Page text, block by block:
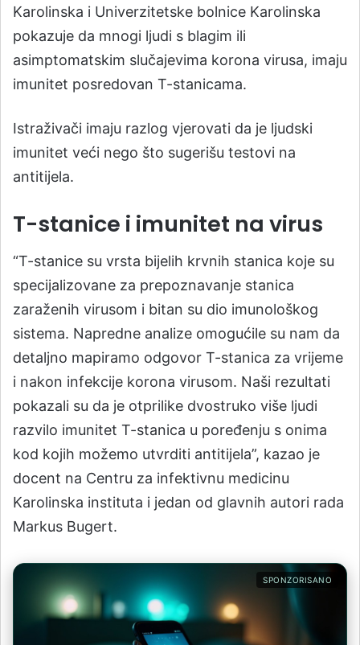
Karolinska i Univerzitetske bolnice Karolinska
pokazuje da mnogi ljudi s blagim ili
asimptomatskim slučajevima korona virusa, imaju
imunitet posredovan T-stanicama.
Istraživači imaju razlog vjerovati da je ljudski
imunitet veći nego što sugerišu testovi na
antitijela.
T-stanice i imunitet na virus
“T-stanice su vrsta bijelih krvnih stanica koje su
specijalizovane za prepoznavanje stanica
zaraženih virusom i bitan su dio imunološkog
sistema. Napredne analize omogućile su nam da
detaljno mapiramo odgovor T-stanica za vrijeme
i nakon infekcije korona virusom. Naši rezultati
pokazali su da je otprilike dvostruko više ljudi
razvilo imunitet T-stanica u poređenju s onima
kod kojih možemo utvrditi antitijela”, kazao je
docent na Centru za infektivnu medicinu
Karolinska instituta i jedan od glavnih autori rada
Markus Bugert.
SPONZORISANO